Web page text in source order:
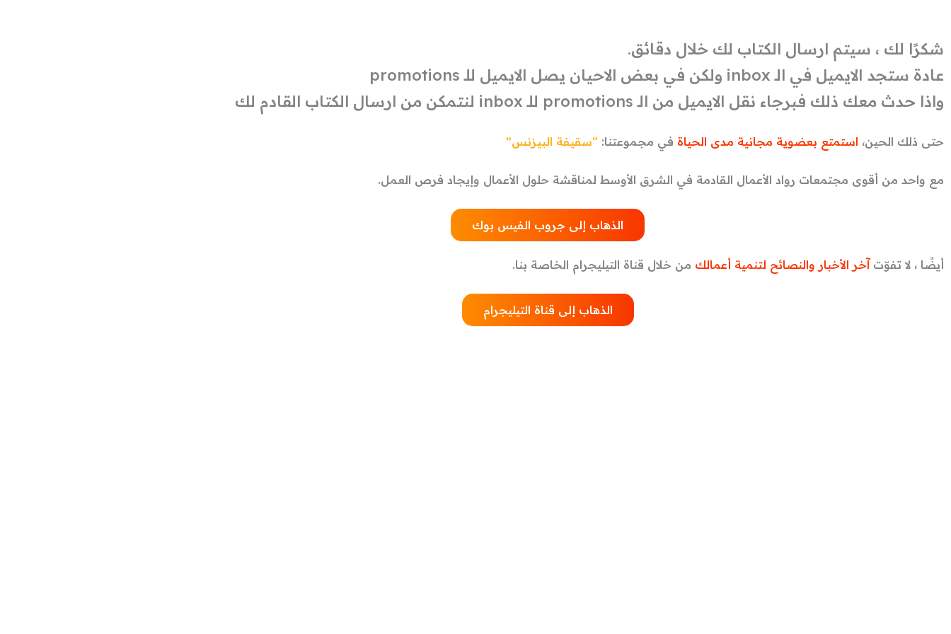
شكرًا لك ، سيتم ارسال الكتاب لك خلال دقائق.
عادة ستجد الايميل في الـ inbox ولكن في بعض الاحيان يصل الايميل للـ promotions
واذا حدث معك ذلك فبرجاء نقل الايميل من الـ promotions للـ inbox لنتمكن من ارسال الكتاب القادم لك
حتى ذلك الحين، استمتع بعضوية مجانية مدى الحياة في مجموعتنا: “سقيفة البيزنس”
مع واحد من أقوى مجتمعات رواد الأعمال القادمة في الشرق الأوسط لمناقشة حلول الأعمال وإيجاد فرص العمل.
الذهاب إلى جروب الفيس بوك
أيضًا ، لا تفوّت آخر الأخبار والنصائح لتنمية أعمالك من خلال قناة التيليجرام الخاصة بنا.
الذهاب إلى قناة التيليجرام